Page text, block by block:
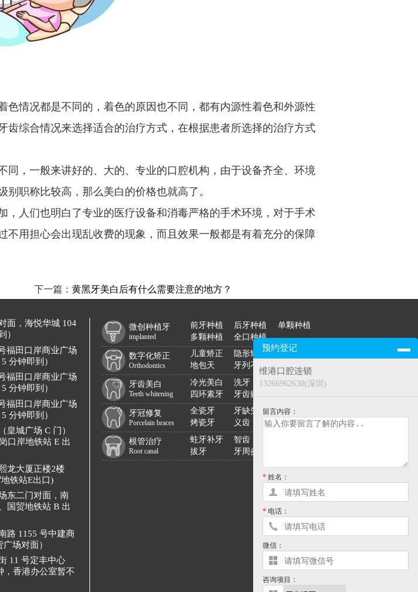
预约登记
维港口腔连锁
13266962630(深圳)
留言内容：
* 姓名：
* 电话：
微信：
咨询项目：
情况都是不同的，着色的原因也不同，都有内源性着色和外源性
综合情况来选择适合的治疗方式，在根据患者所选择的治疗方式
，一般来讲好的、大的、专业的口腔机构，由于设备齐全、环境
职称比较高，那么美白的价格也就高了。
人们也明白了专业的医疗设备和消毒严格的手术环境，对于手术
用担心会出现乱收费的现象，而且效果一般都是有着充分的保障
下一篇：黄黑牙美白后有什么需要注意的地方？
面，海悦华城 104
）
福田口岸商业广场
分钟即到）
福田口岸商业广场
分钟即到）
福田口岸商业广场
分钟即到）
皇城广场 C 门）
口岸地铁站 E 出
龙大厦正楼2楼
铁站E出口)
东二门对面，南
国贸地铁站 B 出
路 1155 号中建商
场对面）
11 号定丰中心
，香港办公室暂不
微创种植牙
implanted
前牙种植 后牙种植
单颗种植
多颗种植
全口种植
数字化矫正
Orthodontics
儿童矫正 隐形矫正
龅牙
地包天
牙列不齐
牙齿美白
Teeth whitening
冷光美白 洗牙
黄黑牙
四环素牙
牙齿贴面
牙冠修复
Porcelain braces
全瓷牙 牙缺失
镶牙
烤瓷牙
义齿
根管治疗
Root canal
蛀牙补牙 智齿
拔牙
牙周炎